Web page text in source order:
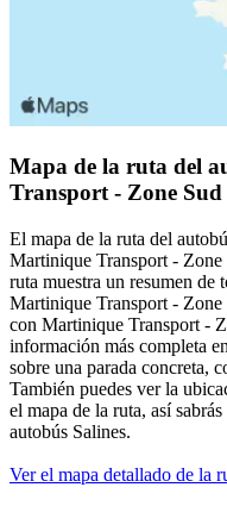
Mapa de la ruta del
Transport - Zone Sud
El mapa de la ruta del
Martinique Transport - Zone
ruta muestra un resumen de
Martinique Transport -
con Martinique Transport -
información más completa
sobre una parada concreta,
También puedes ver la
el mapa de la ruta, así
autobús Salines.
Ver el mapa detallado de la